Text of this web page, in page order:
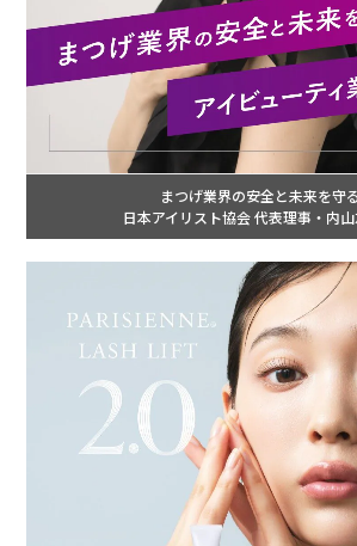
まつげ業界の安全と未来を守
日本アイリスト協会 代表理事・内